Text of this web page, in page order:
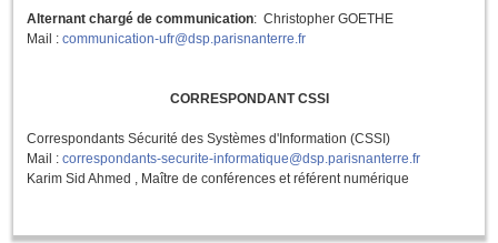
Alternant chargé de communication: Christopher GOETHE
Mail : communication-ufr@dsp.parisnanterre.fr
CORRESPONDANT CSSI
Correspondants Sécurité des Systèmes d'Information (CSSI)
Mail : correspondants-securite-informatique@dsp.parisnanterre.fr
Karim Sid Ahmed , Maître de conférences et référent numérique